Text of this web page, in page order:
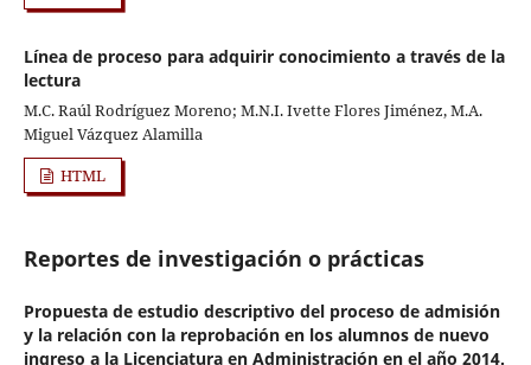
Línea de proceso para adquirir conocimiento a través de la
lectura
M.C. Raúl Rodríguez Moreno; M.N.I. Ivette Flores Jiménez, M.A.
Miguel Vázquez Alamilla
HTML
Reportes de investigación o prácticas
Propuesta de estudio descriptivo del proceso de admisión
y la relación con la reprobación en los alumnos de nuevo
ingreso a la Licenciatura en Administración en el año 2014.